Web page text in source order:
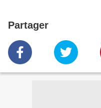
Partager